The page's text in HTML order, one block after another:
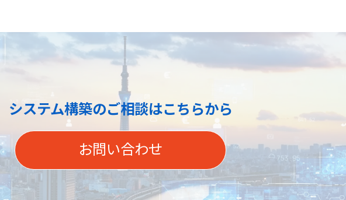
システム構築のご相談はこちらから
お問い合わせ